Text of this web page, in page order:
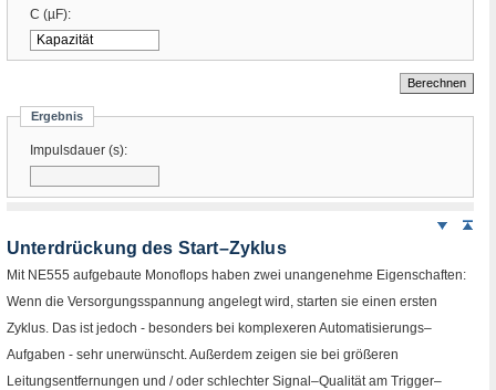
C (µF):
Ergebnis
Impulsdauer (s):
Weiter
Unterdrückung des Start–Zyklus
Mit NE555 aufgebaute Monoflops haben zwei unangenehme Eigenschaften:
Wenn die Versorgungsspannung angelegt wird, starten sie einen ersten
Zyklus. Das ist jedoch - besonders bei komplexeren Automatisierungs–
Aufgaben - sehr unerwünscht. Außerdem zeigen sie bei größeren
Leitungsentfernungen und /oder schlechter Signal–Qualität am Trigger–